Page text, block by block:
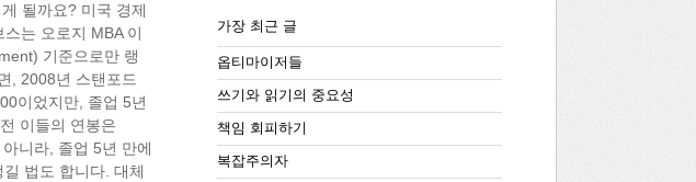
될까요? 미국 경제
는 오로지 MBA 이
기준으로만 랭
, 2008년 스탠포드
이었지만, 졸업 5년
이들의 연봉은
니라, 졸업 5년 만에
법도 합니다. 대체
가장 최근 글
옵티마이저들
쓰기와 읽기의 중요성
책임 회피하기
복잡주의자